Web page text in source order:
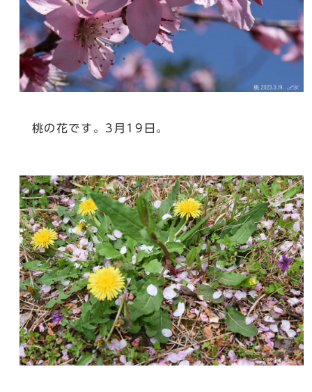
桃の花です。3月19日。